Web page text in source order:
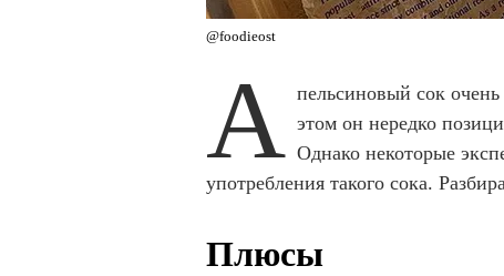
@foodieost
А пельсиновый сок очень
этом он нередко
Однако некоторые
употребления такого сока.
Плюсы